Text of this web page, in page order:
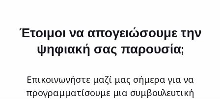
Έτοιμοι να απογειώσουμε την
ψηφιακή σας παρουσία;
Επικοινωνήστε μαζί μας σήμερα για να
προγραμματίσουμε μια συμβουλευτική